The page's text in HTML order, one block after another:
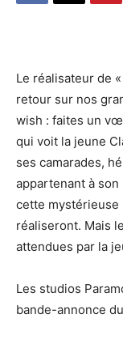
Le réalisateur de
retour sur nos
wish : faites un
qui voit la jeune
ses camarades,
appartenant à
cette
réaliseront. Mais
attendues par la
Les studios
bande-annonce